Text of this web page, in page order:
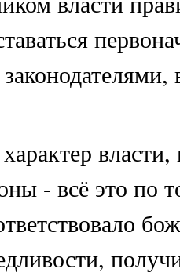
власти,
- всё это по